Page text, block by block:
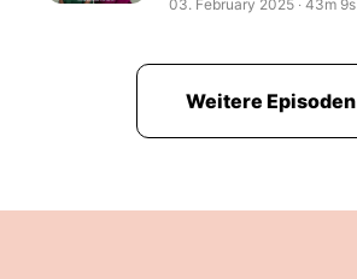
03. February 2025 ‧ 43m 9s
Weitere Episoden